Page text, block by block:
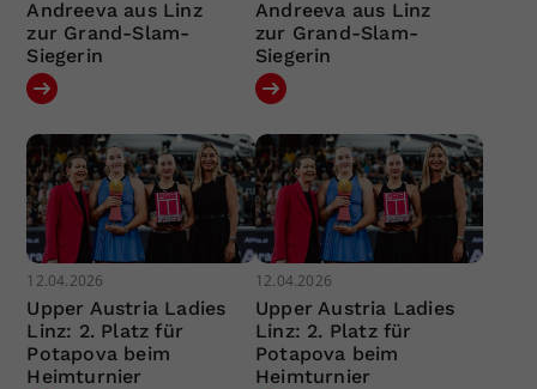
Andreeva aus Linz
zur Grand-Slam-
Siegerin
Andreeva aus Linz
zur Grand-Slam-
Siegerin
12.04.2026
Upper Austria Ladies
Linz: 2. Platz für
Potapova beim
Heimturnier
12.04.2026
Upper Austria Ladies
Linz: 2. Platz für
Potapova beim
Heimturnier